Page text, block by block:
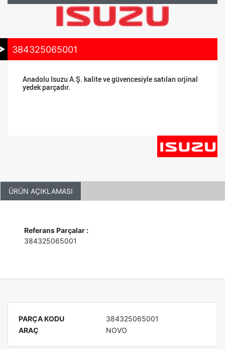
384325065001
Anadolu Isuzu A.Ş. kalite ve güvencesiyle satılan orjinal
yedek parçadır.
ÜRÜN AÇIKLAMASI
Referans Parçalar :
384325065001
PARÇA KODU
384325065001
ARAÇ
NOVO